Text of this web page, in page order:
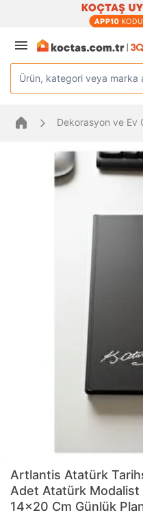
Ürün, kategori veya marka
Dekorasyon ve Ev
Artlantis Atatürk
Adet Atatürk
14x20 Cm Günlük